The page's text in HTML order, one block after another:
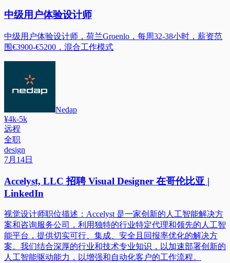
中级用户体验设计师
中级用户体验设计师，荷兰Groenlo，每周32-38小时，薪资范
围€3900-€5200，混合工作模式
Nedap
¥4k-5k
远程
全职
design
7月14日
Accelyst, LLC 招聘 Visual Designer 在哥伦比亚 |
LinkedIn
视觉设计师职位描述：Accelyst 是一家创新的人工智能解决方
案和咨询服务公司，利用独特的行业特定代理和领先的人工智
能平台，提供切实可行、集成、安全且回报率优化的解决方
案。我们结合深厚的行业和技术专业知识，以加速部署创新的
人工智能驱动能力，以增强和自动化客户的工作流程。